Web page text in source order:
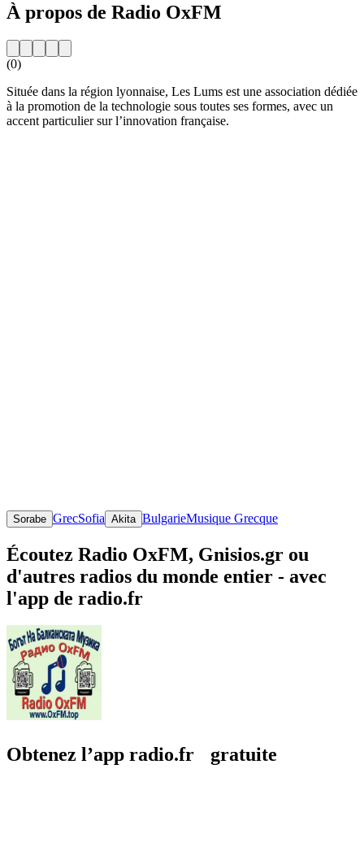
À propos de Radio OxFM
(0)
Située dans la région lyonnaise, Les Lums est une association dédiée
à la promotion de la technologie sous toutes ses formes, avec un
accent particulier sur l’innovation française.
Sorabe GrecSofia Akita BulgarieMusique Grecque
Écoutez Radio OxFM, Gnisios.gr ou
d'autres radios du monde entier - avec
l'app de radio.fr
Obtenez l’app radio.fr gratuite